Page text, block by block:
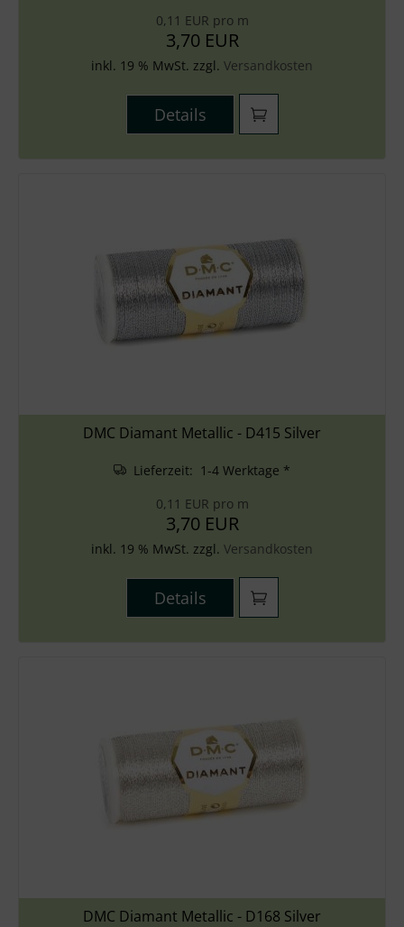
0,11 EUR pro m
3,70 EUR
inkl. 19 % MwSt. zzgl. Versandkosten
Details
DMC Diamant Metallic - D415 Silver
Lieferzeit: 1-4 Werktage *
0,11 EUR pro m
3,70 EUR
inkl. 19 % MwSt. zzgl. Versandkosten
Details
DMC Diamant Metallic - D168 Silver